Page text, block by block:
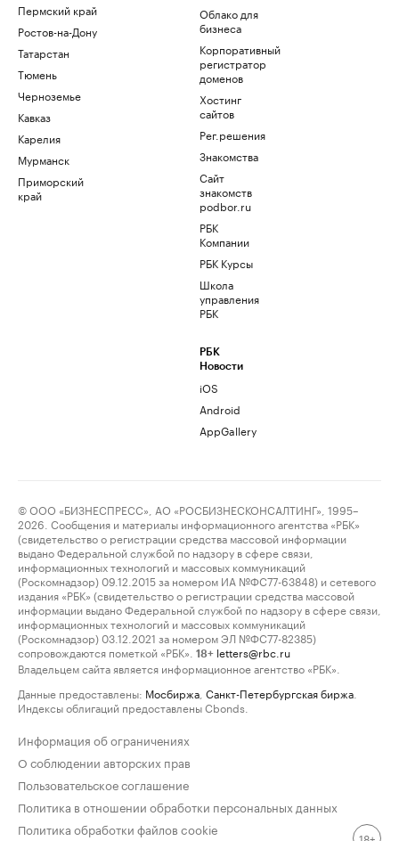
Пермский край
Ростов-на-Дону
Татарстан
Тюмень
Черноземье
Кавказ
Карелия
Мурманск
Приморский
край
Облако для
бизнеса
Корпоративный
регистратор
доменов
Хостинг
сайтов
Рег.решения
Знакомства
Сайт
знакомств
podbor.ru
РБК
Компании
РБК Курсы
Школа
управления
РБК
РБК
Новости
iOS
Android
AppGallery
© ООО «БИЗНЕСПРЕСС», АО «РОСБИЗНЕСКОНСАЛТИНГ», 1995–
2026. Сообщения и материалы информационного агентства «РБК»
(свидетельство о регистрации средства массовой информации
выдано Федеральной службой по надзору в сфере связи,
информационных технологий и массовых коммуникаций
(Роскомнадзор) 09.12.2015 за номером ИА №ФС77-63848) и сетевого
издания «РБК» (свидетельство о регистрации средства массовой
информации выдано Федеральной службой по надзору в сфере связи,
информационных технологий и массовых коммуникаций
(Роскомнадзор) 03.12.2021 за номером ЭЛ №ФС77-82385)
сопровождаются пометкой «РБК».
18+ letters@rbc.ru
Владельцем сайта является информационное агентство «РБК».
Данные предоставлены: Мосбиржа Санкт-Петербургская биржа
Индексы облигаций предоставлены Cbonds.
Информация об ограничениях
О соблюдении авторских прав
Пользовательское соглашение
Политика в отношении обработки персональных данных
Политика обработки файлов cookie